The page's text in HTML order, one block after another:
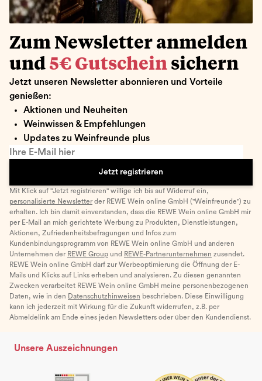
Zum Newsletter anmelden
und 5€ Gutschein sichern
Jetzt unseren Newsletter abonnieren und Vorteile
genießen:
Aktionen und Neuheiten
Weinwissen & Empfehlungen
Updates zu Weinfreunde plus
Ihre E-Mail hier
Jetzt registrieren
Mit Klick auf "Jetzt registrieren" willige ich bis auf Widerruf ein,
personalisierte Newsletter der REWE Wein online GmbH ("Weinfreunde") zu
erhalten. Ich bin damit einverstanden, dass die REWE Wein online GmbH mir
per E-Mail an mich gerichtete Werbung zu Produkten, Dienstleistungen,
Aktionen, Zufriedenheitsbefragungen und Infos zum
Kundenbindungsprogramm von REWE Wein online GmbH und anderen
Unternehmen der REWE Group und REWE-Partnerunternehmen zusendet.
REWE Wein online GmbH darf zur Werbeoptimierung die Öffnung der E-
Mails und Klicks auf Links erheben und analysieren. Zu diesen genannten
Zwecken verarbeitet REWE Wein online GmbH meine personenbezogenen
Daten, wie in den Datenschutzhinweisen beschrieben. Diese Einwilligung
kann ich jederzeit mit Wirkung für die Zukunft widerrufen, z.B. per
Abmeldelink am Ende eines jeden Newsletters oder über den Kundendienst.
Unsere Auszeichnungen